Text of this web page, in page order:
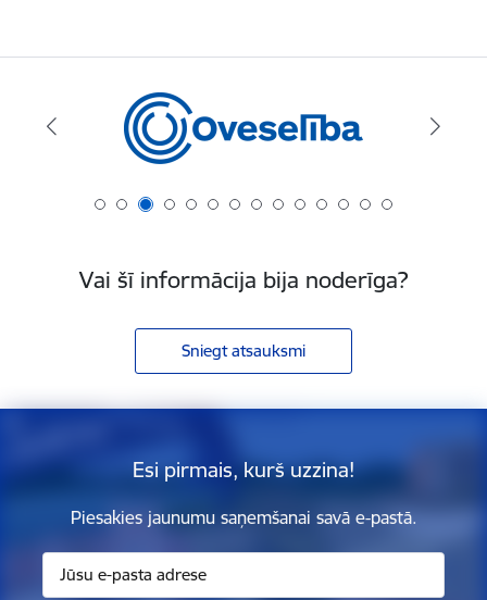
Vai šī informācija bija noderīga?
Sniegt atsauksmi
Esi pirmais, kurš uzzina!
Piesakies jaunumu saņemšanai savā e-pastā.